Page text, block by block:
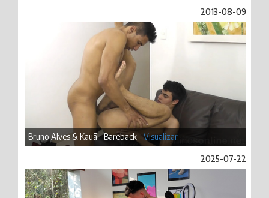
2013-08-09
Bruno Alves & Kauã - Bareback -Visualizar
2025-07-22